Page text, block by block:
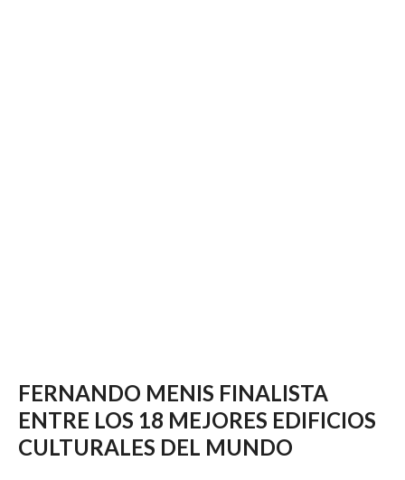
FERNANDO MENIS FINALISTA
ENTRE LOS 18 MEJORES EDIFICIOS
CULTURALES DEL MUNDO